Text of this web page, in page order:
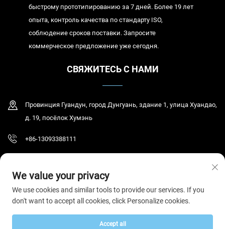
быстрому прототипированию за 7 дней. Более 19 лет
опыта, контроль качества по стандарту ISO,
соблюдение сроков поставки. Запросите
коммерческое предложение уже сегодня.
СВЯЖИТЕСЬ С НАМИ
Провинция Гуандун, город Дунгуань, здание 1, улица Хуандао,
д. 19, посёлок Хумэнь
+86-13093388111
© ООО «Дунгуань Хумэнь Ихао Клоудинг», 2026 г. Все права защищены.
Политика конфиденциальности
We value your privacy
We use cookies and similar tools to provide our services. If you
don't want to accept all cookies, click Personalize cookies.
Accept all